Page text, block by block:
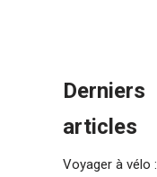
Derniers
articles
Voyager à vélo :